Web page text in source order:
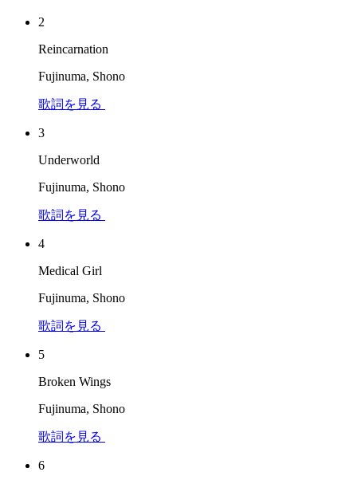
2
Reincarnation
Fujinuma, Shono
歌詞を見る
3
Underworld
Fujinuma, Shono
歌詞を見る
4
Medical Girl
Fujinuma, Shono
歌詞を見る
5
Broken Wings
Fujinuma, Shono
歌詞を見る
6